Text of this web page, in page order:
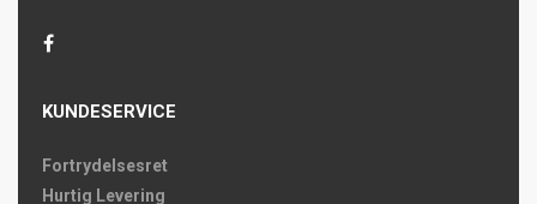
KUNDESERVICE
Fortrydelsesret
Hurtig Levering